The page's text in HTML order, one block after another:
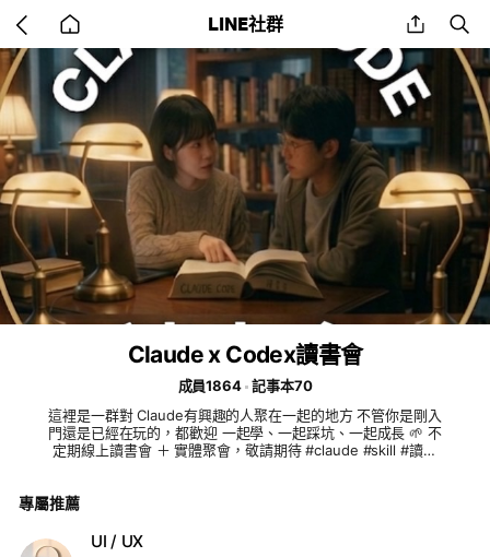
back
to
home
LINE社群 share
Claude x Codex讀書會
成員1864
記事本70
這裡是一群對 Claude有興趣的人聚在一起的地方 不管你是剛入
門還是已經在玩的，都歡迎 一起學、一起踩坑、一起成長 🌱 不
定期線上讀書會 ＋ 實體聚會，敬請期待 #claude #skill #讀書
專屬推薦
UI / UX